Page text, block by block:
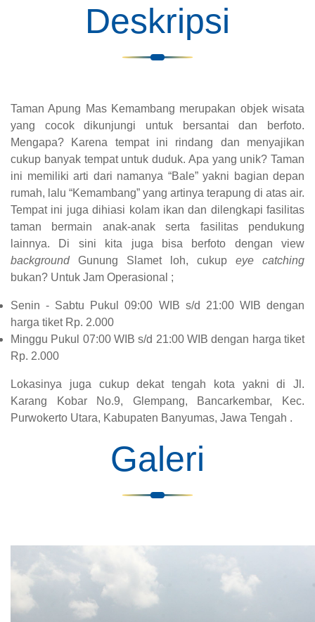
Deskripsi
Taman Apung Mas Kemambang merupakan objek wisata
yang cocok dikunjungi untuk bersantai dan berfoto.
Mengapa? Karena tempat ini rindang dan menyajikan
cukup banyak tempat untuk duduk. Apa yang unik? Taman
ini memiliki arti dari namanya “Bale” yakni bagian depan
rumah, lalu “Kemambang” yang artinya terapung di atas air.
Tempat ini juga dihiasi kolam ikan dan dilengkapi fasilitas
taman bermain anak-anak serta fasilitas pendukung
lainnya. Di sini kita juga bisa berfoto dengan view
backgroundGunung Slamet loh, cukup eye catching
bukan? Untuk Jam Operasional ;
Senin - Sabtu Pukul 09:00 WIB s/d 21:00 WIB dengan
harga tiket Rp. 2.000
Minggu Pukul 07:00 WIB s/d 21:00 WIB dengan harga tiket
Rp. 2.000
Lokasinya juga cukup dekat tengah kota yakni di Jl.
Karang Kobar No.9, Glempang, Bancarkembar, Kec.
Purwokerto Utara, Kabupaten Banyumas, Jawa Tengah .
Galeri